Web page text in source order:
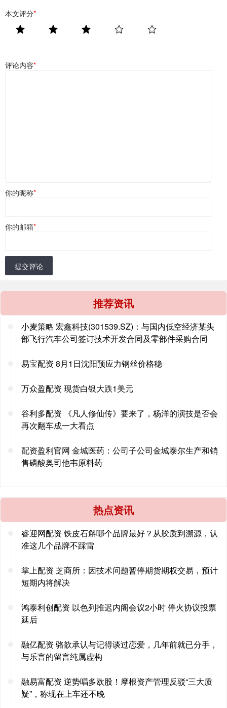
本文评分*
评论内容*
你的昵称*
你的邮箱*
提交评论
推荐资讯
小麦策略 宏鑫科技(301539.SZ)：与国内低空经济某头
部飞行汽车公司签订技术开发合同及零部件采购合同
易宝配资 8月1日沈阳预应力钢丝价格稳
万众盈配资 现货白银大跌1美元
谷利多配资 《凡人修仙传》要来了，杨洋的演技是否会
再次翻车成一大看点
配资盈利官网 金城医药：公司子公司金城泰尔生产和销
售磷酸奥司他韦原料药
热点资讯
睿迎网配资 铁皮石斛哪个品牌最好？从胶质到溯源，认
准这几个品牌不踩雷
掌上配资 芝商所：因技术问题暂停期货期权交易，预计
短期内将解决
鸿泰利创配资 以色列推迟内阁会议2小时 停火协议投票
延后
融亿配资 骆歆承认与记得谈过恋爱，几年前就已分手，
与乐言的留言纯属虚构
融易富配资 逆势唱多欧股！摩根资产管理反驳“三大质
疑”，称现在上车还不晚